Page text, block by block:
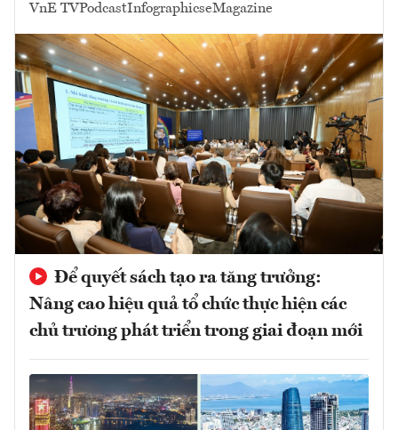
VnE TVPodcastInfographicseMagazine
Để quyết sách tạo ra tăng trưởng:
Nâng cao hiệu quả tổ chức thực hiện các
chủ trương phát triển trong giai đoạn mới